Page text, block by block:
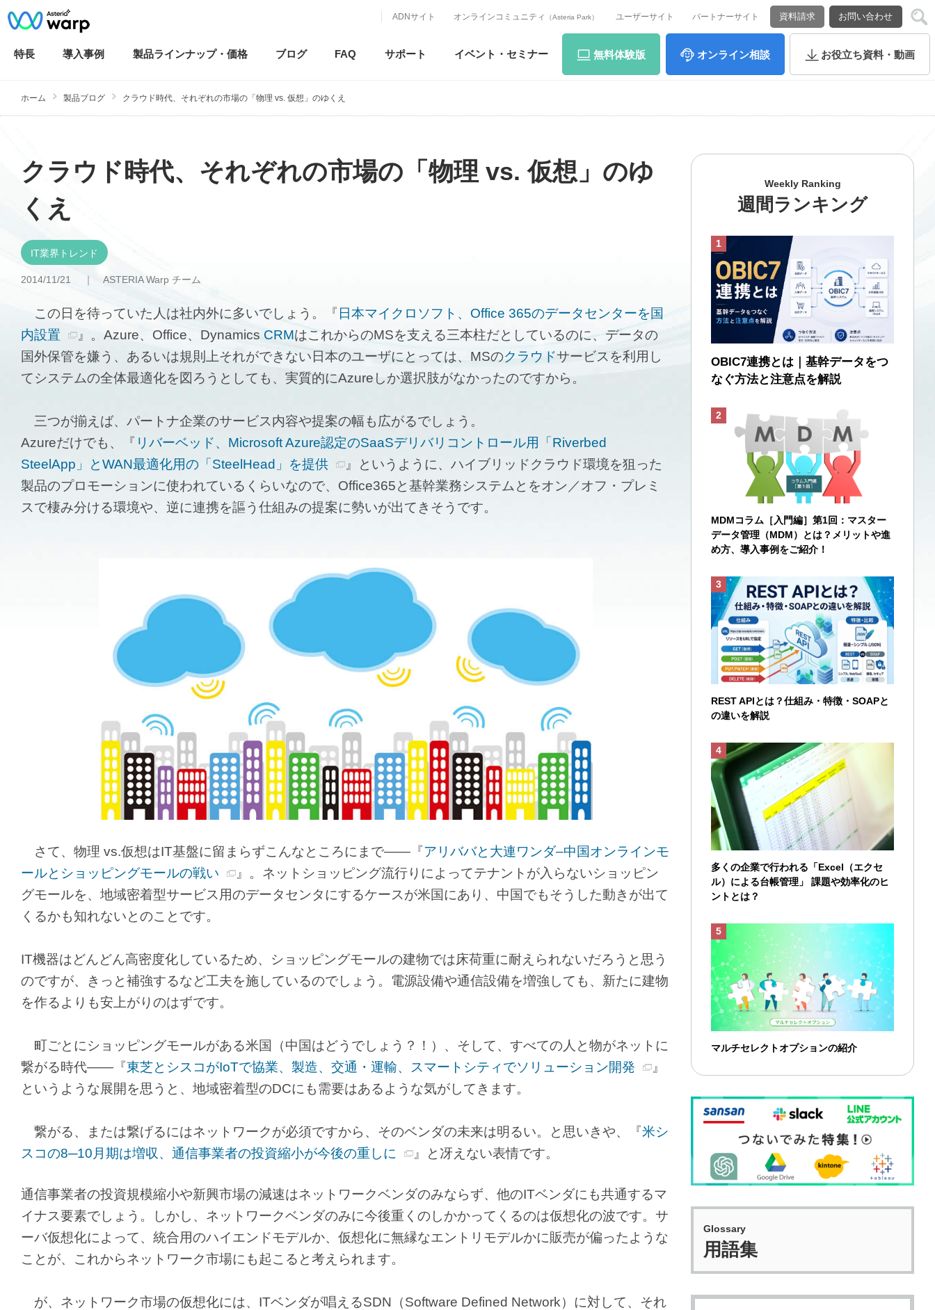
ADNサイト オンラインコミュニティ （Asteria Park） ユーザーサイト パートナーサイト 資料請求 お問い合わせ
特長 導入事例 製品ラインナップ・ 価格 ブログ FAQ サポート イベント・ セミナー 無料体験版 オンライン相談 お役立ち資料・動画
ホーム 製品ブログ クラウド時代、それぞれの市場の「物理 vs. 仮想」のゆくえ
クラウド時代、それぞれの市場の「物理 vs. 仮想」のゆ
くえ
IT業界トレンド
2014/11/21 ｜ ASTERIA Warp チーム
この日を待っていた人は社内外に多いでしょう。『 日本マイクロソフト、Office 365のデータセンターを国
内設置
』。Azure、Office、Dynamics CRMはこれからのMSを支える三本柱だとしているのに、データの
国外保管を嫌う、あるいは規則上それができない日本のユーザにとっては、MSのクラウドサービスを利用し
てシステムの全体最適化を図ろうとしても、実質的にAzureしか選択肢がなかったのですから。
三つが揃えば、パートナ企業のサービス内容や提案の幅も広がるでしょう。
Azureだけでも、『 リバーベッド、Microsoft Azure認定のSaaSデリバリコントロール用「Riverbed
SteelApp」とWAN最適化用の「SteelHead」を提供
』というように、ハイブリッドクラウド環境を狙った
製品のプロモーションに使われているくらいなので、Office365と基幹業務システムとをオン／オフ・プレミ
スで棲み分ける環境や、逆に連携を謳う仕組みの提案に勢いが出てきそうです。
さて、物理 vs.仮想はIT基盤に留まらずこんなところにまで――『アリババと大連ワンダ–中国オンラインモ
ールとショッピングモールの戦い
』。ネットショッピング流行りによってテナントが入らないショッピン
グモールを、地域密着型サービス用のデータセンタにするケースが米国にあり、中国でもそうした動きが出て
くるかも知れないとのことです。
IT機器はどんどん高密度化しているため、ショッピングモールの建物では床荷重に耐えられないだろうと思う
のですが、きっと補強するなど工夫を施しているのでしょう。電源設備や通信設備を増強しても、新たに建物
を作るよりも安上がりのはずです。
町ごとにショッピングモールがある米国（中国はどうでしょう？！）、そして、すべての人と物がネットに
繋がる時代――『東芝とシスコがIoTで協業、製造、交通・運輸、スマートシティでソリューション開発
』
というような展開を思うと、地域密着型のDCにも需要はあるような気がしてきます。
繋がる、または繋げるにはネットワークが必須ですから、そのベンダの未来は明るい。と思いきや、『米シ
スコの8─10月期は増収、通信事業者の投資縮小が今後の重しに
』と冴えない表情です。
通信事業者の投資規模縮小や新興市場の減速はネットワークベンダのみならず、他のITベンダにも共通するマ
イナス要素でしょう。しかし、ネットワークベンダのみに今後重くのしかかってくるのは仮想化の波です。サ
ーバ仮想化によって、統合用のハイエンドモデルか、仮想化に無縁なエントリモデルかに販売が偏ったような
ことが、これからネットワーク市場にも起こると考えられます。
が、ネットワーク市場の仮想化には、ITベンダが唱えるSDN（Software Defined Network）に対して、それ
Weekly Ranking
週間ランキング
OBIC7連携とは｜基幹データをつ
なぐ方法と注意点を解説
MDMコラム［入門編］第1回：マスター
データ管理（MDM）とは？メリットや進
め方、導入事例をご紹介！
REST APIとは？仕組み・特徴・SOAPと
の違いを解説
多くの企業で行われる「Excel（エクセ
ル）による台帳管理」 課題や効率化のヒ
ントとは？
マルチセレクトオプションの紹介
Glossary
用語集